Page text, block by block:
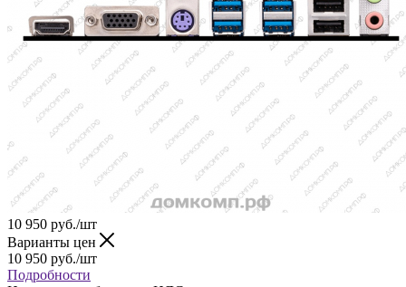
10 950 руб./шт
Варианты цен
10 950 руб./шт
Подробности